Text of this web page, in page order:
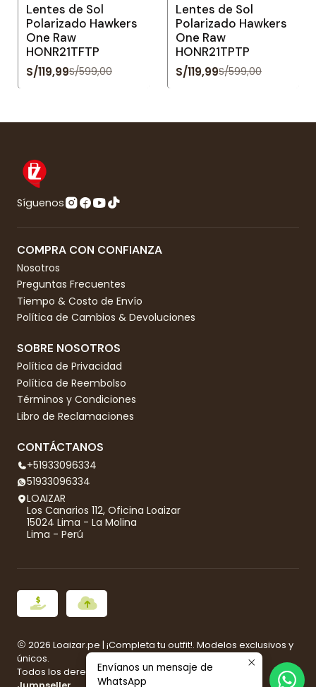
Lentes de Sol
Polarizado Hawkers
One Raw
HONR21TFTP
S/119,99S/599,00
Lentes de Sol
Polarizado Hawkers
One Raw
HONR21TPTP
S/119,99S/599,00
Síguenos
COMPRA CON CONFIANZA
Nosotros
Preguntas Frecuentes
Tiempo & Costo de Envío
Política de Cambios & Devoluciones
SOBRE NOSOTROS
Política de Privacidad
Política de Reembolso
Términos y Condiciones
Libro de Reclamaciones
CONTÁCTANOS
+51933096334
51933096334
LOAIZAR
Los Canarios 112, Oficina Loaizar
15024 Lima - La Molina
Lima - Perú
2026 Loaizar.pe | ¡Completa tu outfit!. Modelos exclusivos y
únicos.
Todos los derechos reservados.Desarrollado por
Envíanos un mensaje de
WhatsApp